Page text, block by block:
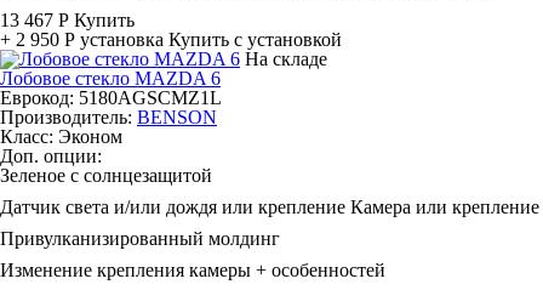
13 467 Р Купить
+ 2 950 Р установка Купить с установкой
На складе
Лобовое стекло MAZDA 6
Еврокод: 5180AGSCMZ1L
Производитель: BENSON
Класс: Эконом
Доп. опции:
Зеленое с солнцезащитой
Датчик света и/или дождя или крепление Камера или крепление
Привулканизированный молдинг
Изменение крепления камеры + особенностей